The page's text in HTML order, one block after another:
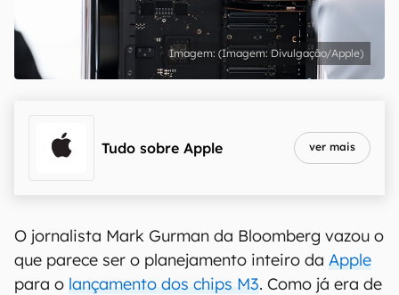
(Imagem: Divulgação/Apple)
Tudo sobre Apple ver mais
O jornalista Mark Gurman da Bloomberg vazou o
que parece ser o planejamento inteiro da Apple
para o lançamento dos chips M3. Como já era de